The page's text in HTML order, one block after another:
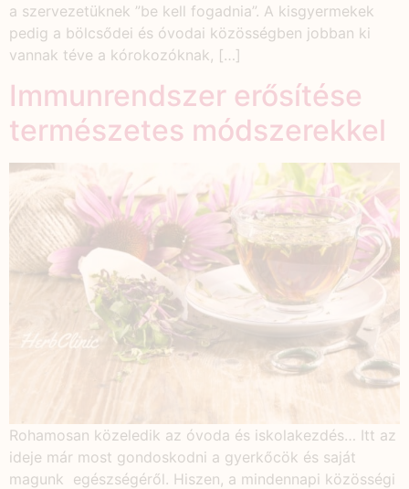
a szervezetüknek ”be kell fogadnia”. A kisgyermekek
pedig a bölcsődei és óvodai közösségben jobban ki
vannak téve a kórokozóknak, […]
Immunrendszer erősítése
természetes módszerekkel
Rohamosan közeledik az óvoda és iskolakezdés… Itt az
ideje már most gondoskodni a gyerkőcök és saját
magunk egészségéről. Hiszen, a mindennapi közösségi